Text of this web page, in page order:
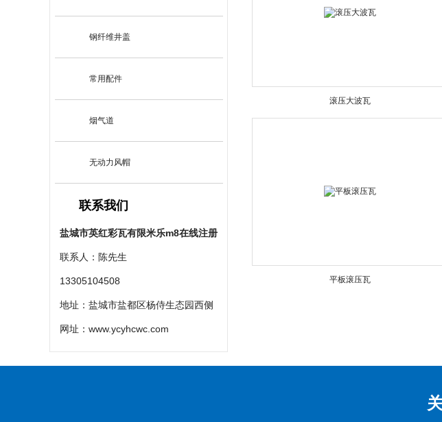
钢纤维井盖
常用配件
烟气道
无动力风帽
联系我们
盐城市英红彩瓦有限米乐m8在线注册
联系人：陈先生
13305104508
地址：盐城市盐都区杨侍生态园西侧
网址： www.ycyhcwc.com
滚压大波瓦
平板滚压瓦